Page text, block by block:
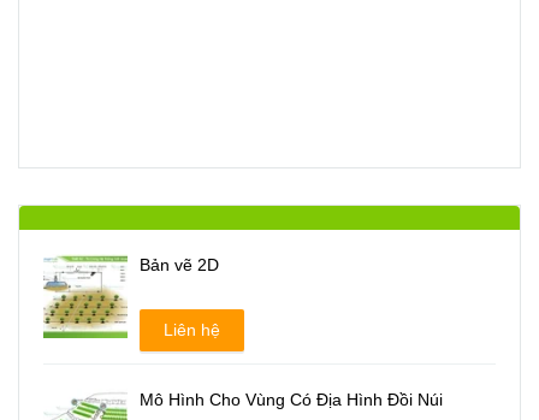
Bản vẽ 2D
Liên hệ
Mô Hình Cho Vùng Có Địa Hình Đồi Núi